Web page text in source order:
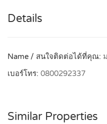
Details
Name / สนใจติดต่อได้ที่คุณ:
เบอร์โทร: 0800292337
Similar Properties